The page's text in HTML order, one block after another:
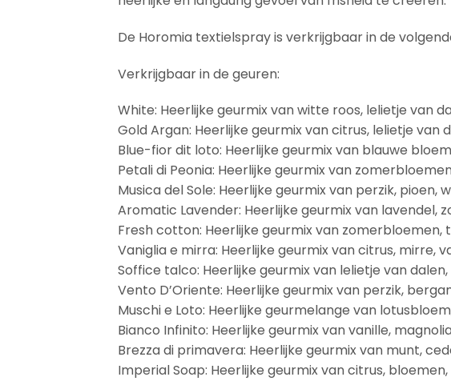
De Horomia textielspray is verkrijgbaar in de
Verkrijgbaar in de geuren:
White: Heerlijke geurmix van witte roos, lelietje van
Gold Argan: Heerlijke geurmix van citrus, lelietje
Blue-fior dit loto: Heerlijke geurmix van blauwe
Petali di Peonia: Heerlijke geurmix van
Musica del Sole: Heerlijke geurmix van perzik, pioen,
Aromatic Lavender: Heerlijke geurmix van lavendel,
Fresh cotton: Heerlijke geurmix van zomerbloemen,
Vaniglia e mirra: Heerlijke geurmix van citrus, mirre,
Soffice talco: Heerlijke geurmix van lelietje van
Vento D’Oriente: Heerlijke geurmix van perzik,
Muschi e Loto: Heerlijke geurmelange van
Bianco Infinito: Heerlijke geurmix van vanille,
Brezza di primavera: Heerlijke geurmix van munt,
Imperial Soap: Heerlijke geurmix van citrus,